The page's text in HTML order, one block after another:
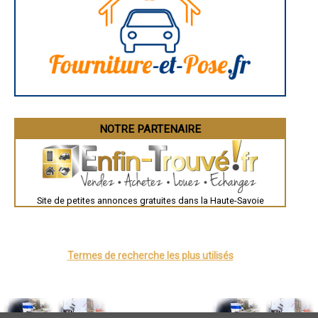
- Diagnostic immobilier à Menthon-Saint-Bernard
- Diagnostic immobilier à La Clusaz
- Diagnostic immobilier à Anthy-sur-Léman
- Diagnostic immobilier à Frangy
- Diagnostic immobilier à Amancy
- Diagnostic immobilier à Arâches-la-Frasse
- Diagnostic immobilier à Domancy
- Diagnostic immobilier à Cusy
- Diagnostic immobilier à Margencel
- Diagnostic immobilier à Archamps
- Diagnostic immobilier à Chens-sur-Léman
- Diagnostic immobilier à Etaux
- Diagnostic immobilier à Choisy
- Diagnostic immobilier à Perrignier
- Diagnostic immobilier à Marin
- Diagnostic immobilier à Lucinges
- Diagnostic immobilier à Sales
- Diagnostic immobilier à Neydens
NOTRE PARTENAIRE
Site de petites annonces gratuites dans la Haute-Savoie
Termes de recherche les plus utilisés